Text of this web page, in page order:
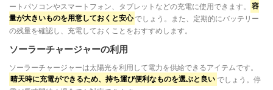
ートパソコンやスマートフォン、タブレットなどの充電に使用できます。
容
量が大きいものを用意しておくと安心でしょう。また、定期的にバッテリー
の残量を確認し、充電しておくことをおすすめします。
ソーラーチャージャーの利用
ソーラーチャージャーは太陽光を利用して電力を供給できるアイテムです。
晴天時に充電ができるため、持ち運び便利なものを選ぶと良いでしょう。停